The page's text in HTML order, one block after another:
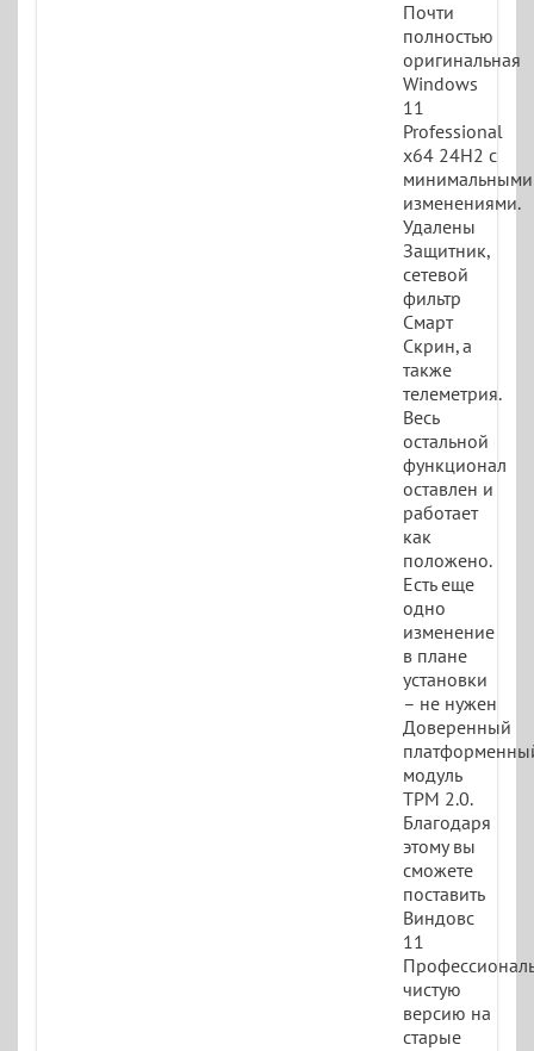
Почти
полностью
оригинальная
Windows
11
Professional
x64 24H2 с
минимальными
изменениями.
Удалены
Защитник,
сетевой
фильтр
Смарт
Скрин, а
также
телеметрия.
Весь
остальной
функционал
оставлен и
работает
как
положено.
Есть еще
одно
изменение
в плане
установки
– не нужен
Доверенный
модуль
TPM 2.0.
Благодаря
этому вы
сможете
поставить
Виндовс
11
чистую
версию на
старые